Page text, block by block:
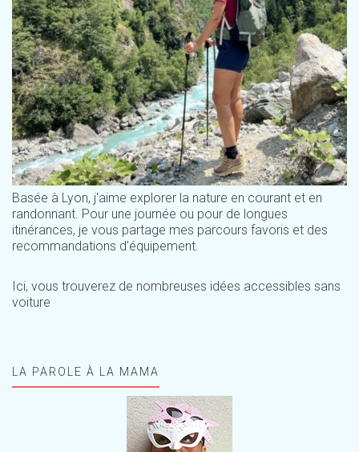
Basée à Lyon, j'aime explorer la nature en courant et en
randonnant. Pour une journée ou pour de longues
itinérances, je vous partage mes parcours favoris et des
recommandations d'équipement.
Ici, vous trouverez de nombreuses idées accessibles sans
voiture
LA PAROLE À LA MAMA